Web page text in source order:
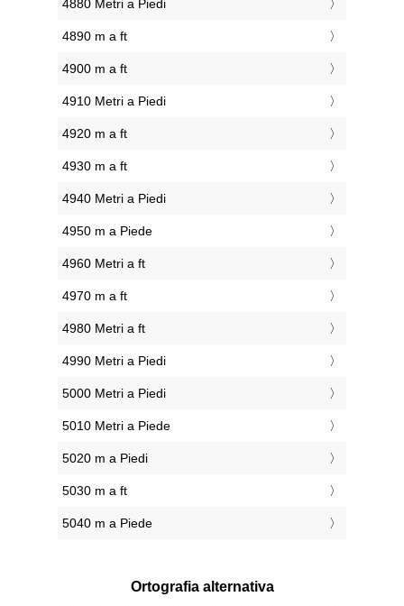
4880 Metri a Piedi
4890 m a ft
4900 m a ft
4910 Metri a Piedi
4920 m a ft
4930 m a ft
4940 Metri a Piedi
4950 m a Piede
4960 Metri a ft
4970 m a ft
4980 Metri a ft
4990 Metri a Piedi
5000 Metri a Piedi
5010 Metri a Piede
5020 m a Piedi
5030 m a ft
5040 m a Piede
Ortografia alternativa